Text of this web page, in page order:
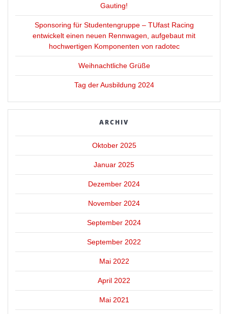
Gauting!
Sponsoring für Studentengruppe – TUfast Racing
entwickelt einen neuen Rennwagen, aufgebaut mit
hochwertigen Komponenten von radotec
Weihnachtliche Grüße
Tag der Ausbildung 2024
ARCHIV
Oktober 2025
Januar 2025
Dezember 2024
November 2024
September 2024
September 2022
Mai 2022
April 2022
Mai 2021